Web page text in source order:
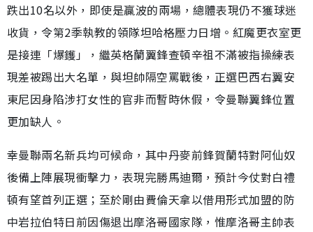
跌出10名以外，即使是贏波的兩場，總體表現仍不獲球迷
收貨，令第2季執教的領隊坦哈格壓力日增。紅魔更衣室更
是接連「爆鑊」，繼英格蘭翼鋒查頓辛祖不滿被指操練表
現差被踢出大名單，與坦帥隔空罵戰後，正選巴西右翼安
東尼因身陷涉打女性的官非而暫時休假，令曼聯翼鋒位置
更加缺人。
幸曼聯兩名新兵均可候命，其中丹麥前鋒賀蘭特對阿仙奴
後備上陣展現衝擊力，表現完勝馬迪爾，預計今仗對白禮
頓有望首列正選；至於剛由費倫天拿以借用形式加盟的防
中岩拉伯特日前因傷退出摩洛哥國家隊，惟摩洛哥主帥表